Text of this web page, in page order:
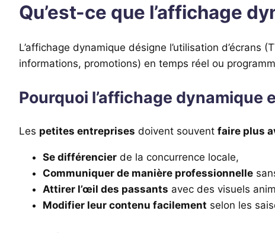
Qu’est-ce que l’affichage
L’affichage dynamique désigne l’utilisation
informations, promotions) en temps réel ou
Pourquoi l’affichage
Les petites entreprises doivent souvent faire plus
Se différencier de la concurrence locale,
Communiquer de manière professionnelle
Attirer l’œil des passants avec des visuels
Modifier leur contenu facilement selon les